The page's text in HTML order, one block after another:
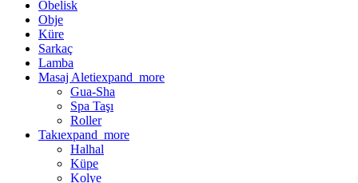
Obelisk
Obje
Küre
Sarkaç
Lamba
Masaj Aletiexpand_more
Gua-Sha
Spa Taşı
Roller
Takıexpand_more
Halhal
Küpe
Kolye